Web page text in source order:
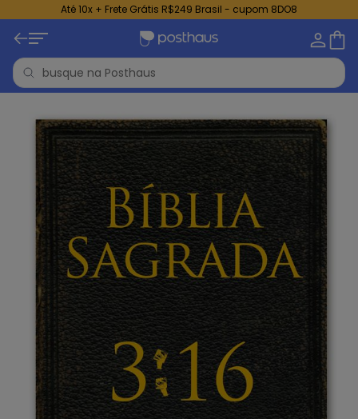
Até 10x + Frete Grátis R$249 Brasil - cupom 8DO8